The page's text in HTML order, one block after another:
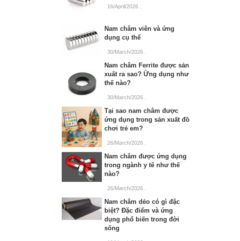
16/April/2026
Nam châm viên và ứng
dụng cụ thể
30/March/2026
Nam châm Ferrite được sản
xuất ra sao? Ứng dụng như
thế nào?
30/March/2026
Tại sao nam châm được
ứng dụng trong sản xuất đồ
chơi trẻ em?
26/March/2026
Nam châm được ứng dụng
trong ngành y tế như thế
nào?
26/March/2026
Nam châm dẻo có gì đặc
biệt? Đặc điểm và ứng
dụng phổ biến trong đời
sống